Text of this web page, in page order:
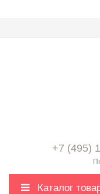
+7 (495)
Каталог